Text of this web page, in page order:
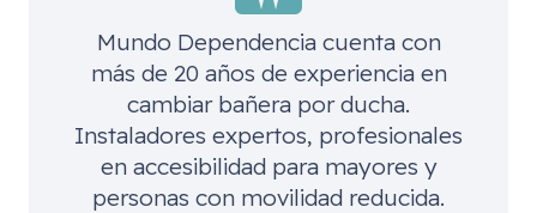
Mundo Dependencia cuenta con
más de 20 años de experiencia en
cambiar bañera por ducha.
Instaladores expertos, profesionales
en accesibilidad para mayores y
personas con movilidad reducida.